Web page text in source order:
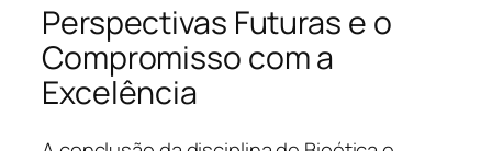
Perspectivas Futuras e o
Compromisso com a
Excelência